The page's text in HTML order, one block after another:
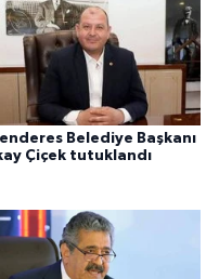
Belediye Başkanı
Çiçek tutuklandı